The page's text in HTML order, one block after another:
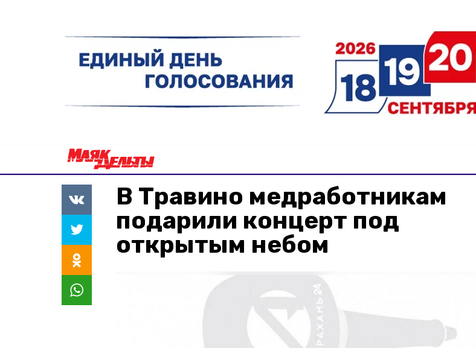
В Травино медработникам
подарили концерт под
открытым небом